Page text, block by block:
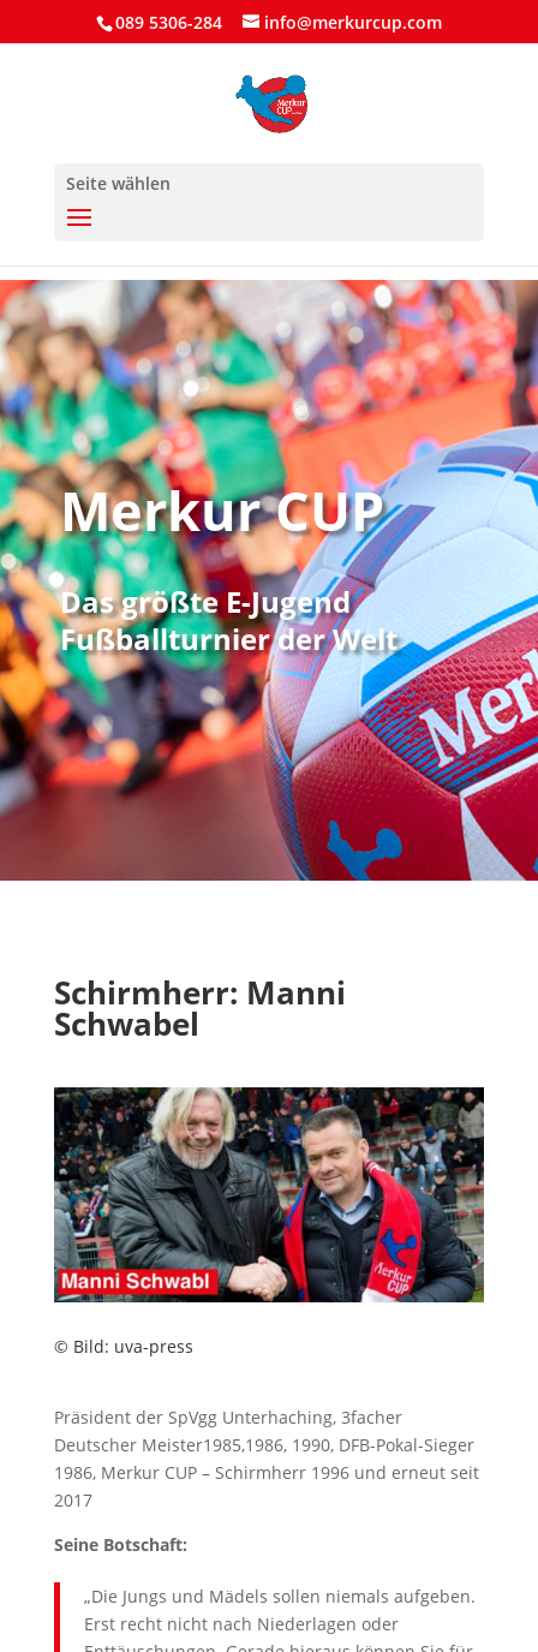
089 5306-284 info@merkurcup.com
Seite wählen
Merkur CUP
Das größte E-Jugend
Fußballturnier der Welt
Schirmherr: Manni
Schwabel
© Bild: uva-press
Präsident der SpVgg Unterhaching, 3facher
Deutscher Meister1985,1986, 1990, DFB-Pokal-Sieger
1986, Merkur CUP – Schirmherr 1996 und erneut seit
2017
Seine Botschaft:
„Die Jungs und Mädels sollen niemals aufgeben.
Erst recht nicht nach Niederlagen oder